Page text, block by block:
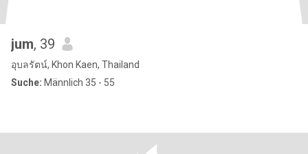
jum, 39
อุบลรัตน์, Khon Kaen, Thailand
Suche: Männlich 35 - 55